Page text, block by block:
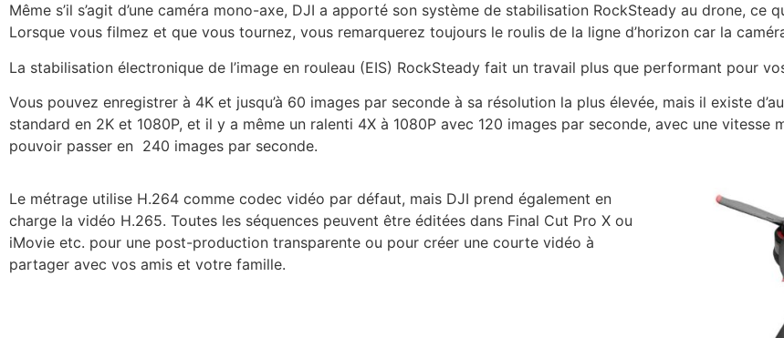
Même s’il s’agit d’une caméra mono-axe, DJI a apporté son système de stabilisation RockSteady au drone,
Lorsque vous filmez et que vous tournez, vous remarquerez toujours le roulis de la ligne d’horizon car la
La stabilisation électronique de l’image en rouleau (EIS) RockSteady fait un travail plus que performant pour
Vous pouvez enregistrer à 4K et jusqu’à 60 images par seconde à sa résolution la plus élevée, mais il existe
standard en 2K et 1080P, et il y a même un ralenti 4X à 1080P avec 120 images par seconde, avec une
pouvoir passer en 240 images par seconde.
Le métrage utilise H.264 comme codec vidéo par défaut, mais DJI prend également en
charge la vidéo H.265. Toutes les séquences peuvent être éditées dans Final Cut Pro X ou
iMovie etc. pour une post-production transparente ou pour créer une courte vidéo à
partager avec vos amis et votre famille.